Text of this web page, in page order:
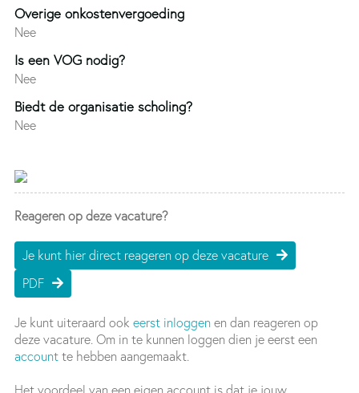
Overige onkostenvergoeding
Nee
Is een VOG nodig?
Nee
Biedt de organisatie scholing?
Nee
Reageren op deze vacature?
Je kunt hier direct reageren op deze vacature
PDF
Je kunt uiteraard ook eerst inloggenen dan reageren op
deze vacature. Om in te kunnen loggen dien je eerst een
accountte hebben aangemaakt.